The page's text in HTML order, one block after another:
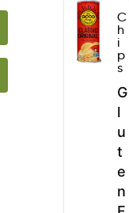
C
h
i
p
s
G
l
u
t
e
n